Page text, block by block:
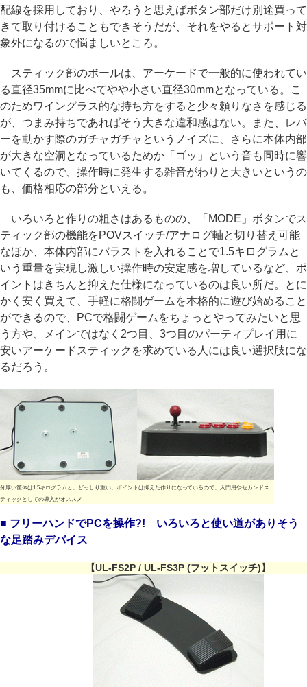
配線を採用しており、やろうと思えばボタン部だけ別途買って
きて取り付けることもできそうだが、それをやるとサポート対
象外になるので悩ましいところ。
スティック部のボールは、アーケードで一般的に使われてい
る直径35mmに比べてやや小さい直径30mmとなっている。こ
のためワイングラス的な持ち方をすると少々頼りなさを感じる
が、つまみ持ちであればそう大きな違和感はない。また、レバ
ーを動かす際のガチャガチャというノイズに、さらに本体内部
が大きな空洞となっているためか「ゴッ」という音も同時に響
いてくるので、操作時に発生する雑音がわりと大きいというの
も、価格相応の部分といえる。
いろいろと作りの粗さはあるものの、「MODE」ボタンでス
ティック部の機能をPOVスイッチ/アナログ軸と切り替え可能
なほか、本体内部にバラストを入れることで1.5キログラムと
いう重量を実現し激しい操作時の安定感を増しているなど、ポ
イントはきちんと抑えた仕様になっているのは良い所だ。とに
かく安く買えて、手軽に格闘ゲームを本格的に遊び始めること
ができるので、PCで格闘ゲームをちょっとやってみたいと思
う方や、メインではなく2つ目、3つ目のパーティプレイ用に
安いアーケードスティックを求めている人には良い選択肢にな
るだろう。
分厚い筐体は1.5キログラムと、どっしり重い。ポイントは抑えた作りになっているので、入門用やセカンドス
ティックとしての導入がオススメ
■ フリーハンドでPCを操作?! いろいろと使い道がありそう
な足踏みデバイス
【UL-FS2P / UL-FS3P (フットスイッチ)】